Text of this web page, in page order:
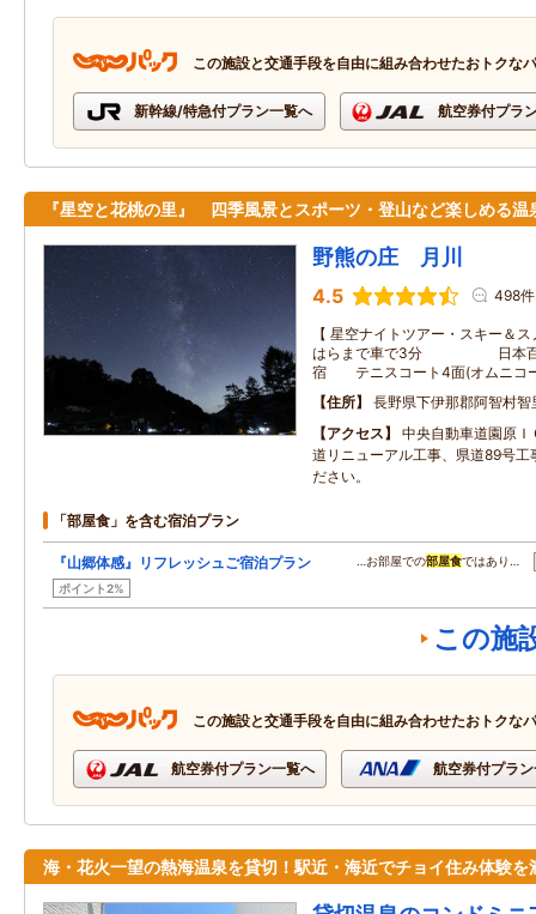
この施設と交通手段を自由に組み合わせたおトクな
新幹線/特急付プラン一覧へ 航空券付プラ
『星空と花桃の里』 四季風景とスポーツ・登山など楽しめる温
野熊の庄 月川
4.5 498件
【 星空ナイトツアー・スキー＆
はらまで車で3分 日本百名
宿 テニスコート4面(オムニコ
住所
長野県下伊那郡阿智村
アクセス
中央自動車道園原
道リニューアル工事、県道89号工
ださい。
「部屋食」を含む宿泊プラン
『山郷体感』リフレッシュご宿泊プラン
ポイント2%
…お部屋での部屋食ではあり…
この施
この施設と交通手段を自由に組み合わせたおトクな
航空券付プラン一覧へ 航空券付プラ
海・花火一望の熱海温泉を貸切！駅近・海近でチョイ住み体験を